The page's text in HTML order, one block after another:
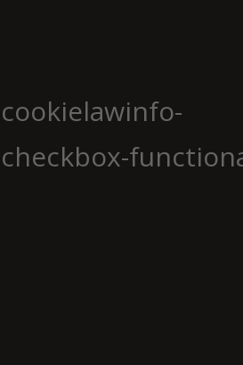
cookielawinfo-
checkbox-